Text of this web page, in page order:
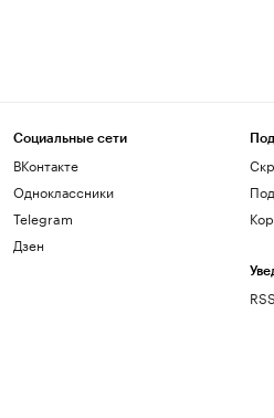
Социальные сети
ВКонтакте
Одноклассники
Telegram
Дзен